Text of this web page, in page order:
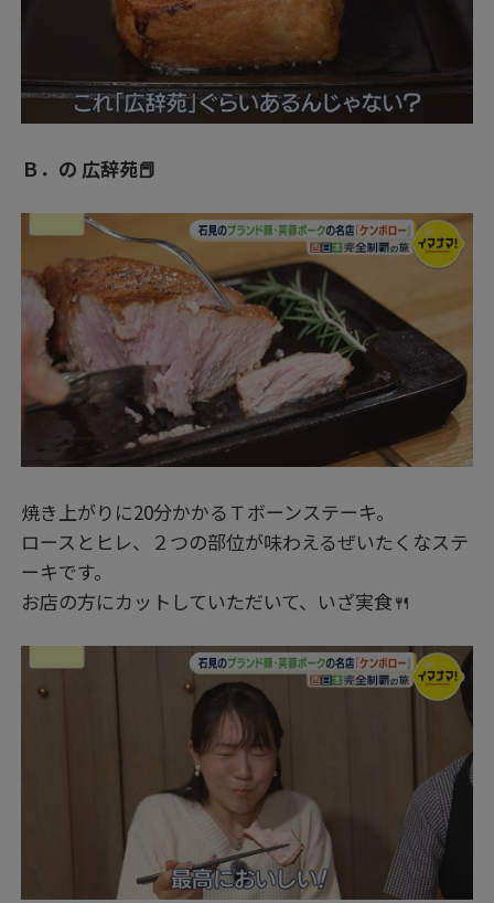
Ｂ．の 広辞苑📕
焼き上がりに20分かかるＴボーンステーキ。
ロースとヒレ、２つの部位が味わえるぜいたくなステ
ーキです。
お店の方にカットしていただいて、いざ実食🍴